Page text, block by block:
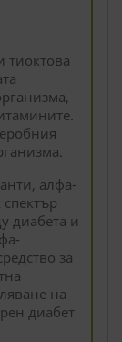
тиоктова
алфа-
диабета и
за
на
диабет